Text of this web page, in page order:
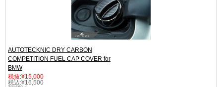
AUTOTECKNIC DRY CARBON
COMPETITION FUEL CAP COVER for
BMW
税抜:¥15,000
税込:¥16,500